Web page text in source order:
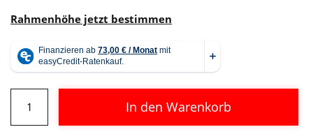
Rahmenhöhe jetzt bestimmen
Reaction
Hybrid
In den Warenkorb